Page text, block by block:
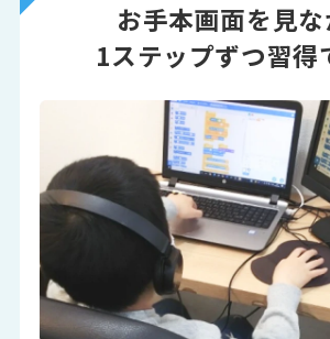
お手本画面を見な
1ステップずつ習得